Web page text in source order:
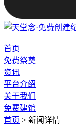
首页
免费祭奠
资讯
平台介绍
关于我们
免费建馆
首页 > 新闻详情